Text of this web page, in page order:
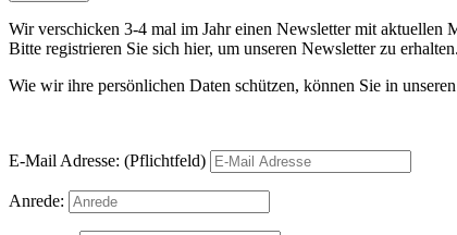
Wir verschicken 3-4 mal im Jahr einen Newsletter mit aktuellen
Bitte registrieren Sie sich hier, um unseren Newsletter zu
Wie wir ihre persönlichen Daten schützen, können Sie in unseren
E-Mail Adresse: (Pflichtfeld)
Anrede: